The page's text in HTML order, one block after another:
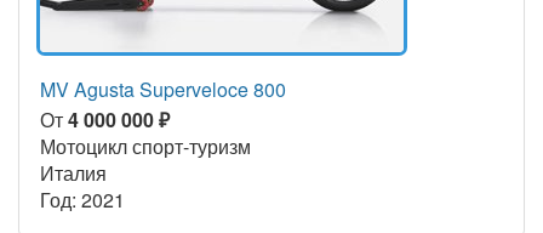
MV Agusta Superveloce 800
От4 000 000 ₽
Мотоцикл спорт-туризм
Италия
Год: 2021